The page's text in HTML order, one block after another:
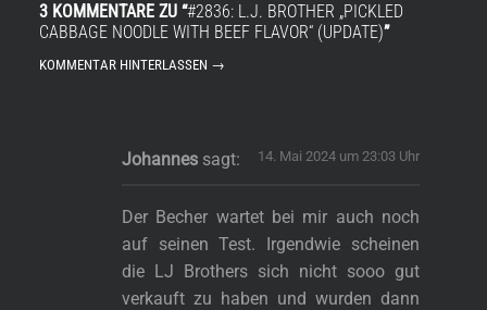
3 KOMMENTARE ZU “#2836: L.J. BROTHER „PICKLED
CABBAGE NOODLE WITH BEEF FLAVOR“ (UPDATE)”
KOMMENTAR HINTERLASSEN →
Johannes sagt: 14. Mai 2024 um 23:03 Uhr
Der Becher wartet bei mir auch noch
auf seinen Test. Irgendwie scheinen
die LJ Brothers sich nicht sooo gut
verkauft zu haben und wurden dann